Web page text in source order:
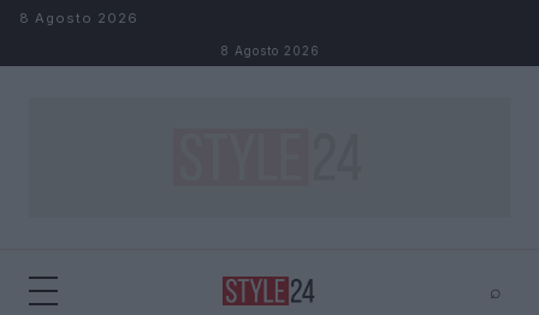
Salta al contenuto
8 Agosto 2026
8 Agosto 2026
⌕